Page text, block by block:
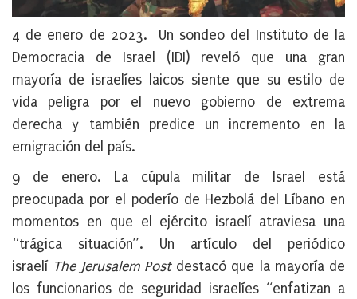
4 de enero de 2023. Un sondeo del Instituto de la
Democracia de Israel (IDI) reveló que una gran
mayoría de israelíes laicos siente que su estilo de
vida peligra por el nuevo gobierno de extrema
derecha y también predice un incremento en la
emigración del país.
9 de enero. La cúpula militar de Israel está
preocupada por el poderío de Hezbolá del Líbano en
momentos en que el ejército israelí atraviesa una
“trágica situación”. Un artículo del periódico
israelí The Jerusalem Postdestacó que la mayoría de
los funcionarios de seguridad israelíes “enfatizan a